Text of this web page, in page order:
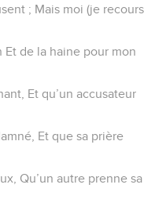
; Mais moi (je recours
de la haine pour mon
Et qu’un accusateur
Et que sa prière
Qu’un autre prenne sa